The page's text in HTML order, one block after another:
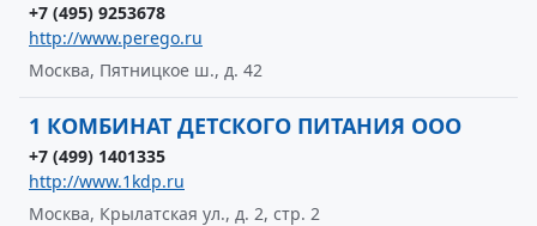
+7 (495) 9253678
http://www.perego.ru
Москва, Пятницкое ш., д. 42
1 КОМБИНАТ ДЕТСКОГО ПИТАНИЯ ООО
+7 (499) 1401335
http://www.1kdp.ru
Москва, Крылатская ул., д. 2, стр. 2